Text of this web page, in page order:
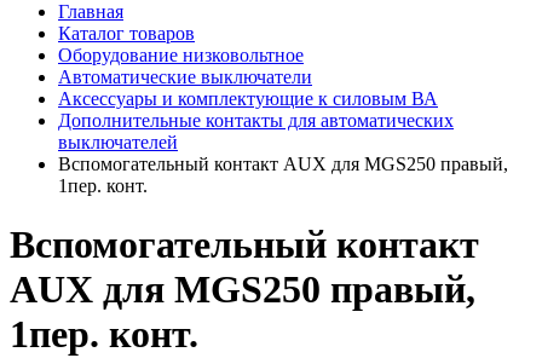
Главная
Каталог товаров
Оборудование низковольтное
Автоматические выключатели
Аксессуары и комплектующие к силовым ВА
Дополнительные контакты для автоматических
выключателей
Вспомогательный контакт AUX для MGS250 правый,
1пер. конт.
Вспомогательный контакт
AUX для MGS250 правый,
1пер. конт.